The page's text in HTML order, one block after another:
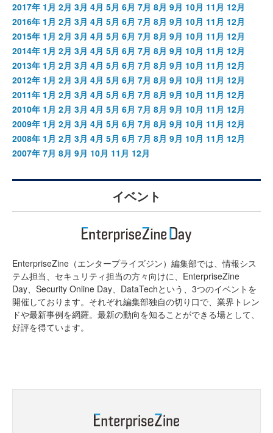
2017年 1月 2月 3月 4月 5月 6月 7月 8月 9月 10月 11月 12月
2016年 1月 2月 3月 4月 5月 6月 7月 8月 9月 10月 11月 12月
2015年 1月 2月 3月 4月 5月 6月 7月 8月 9月 10月 11月 12月
2014年 1月 2月 3月 4月 5月 6月 7月 8月 9月 10月 11月 12月
2013年 1月 2月 3月 4月 5月 6月 7月 8月 9月 10月 11月 12月
2012年 1月 2月 3月 4月 5月 6月 7月 8月 9月 10月 11月 12月
2011年 1月 2月 3月 4月 5月 6月 7月 8月 9月 10月 11月 12月
2010年 1月 2月 3月 4月 5月 6月 7月 8月 9月 10月 11月 12月
2009年 1月 2月 3月 4月 5月 6月 7月 8月 9月 10月 11月 12月
2008年 1月 2月 3月 4月 5月 6月 7月 8月 9月 10月 11月 12月
2007年 7月 8月 9月 10月 11月 12月
イベント
EnterpriseZine（エンタープライズジン）編集部では、情報シス
テム担当、セキュリティ担当の方々向けに、EnterpriseZine
Day、Security Online Day、DataTechという、3つのイベントを
開催しております。それぞれ編集部独自の切り口で、業界トレン
ドや最新事例を網羅。最新の動向を知ることができる場として、
好評を得ています。